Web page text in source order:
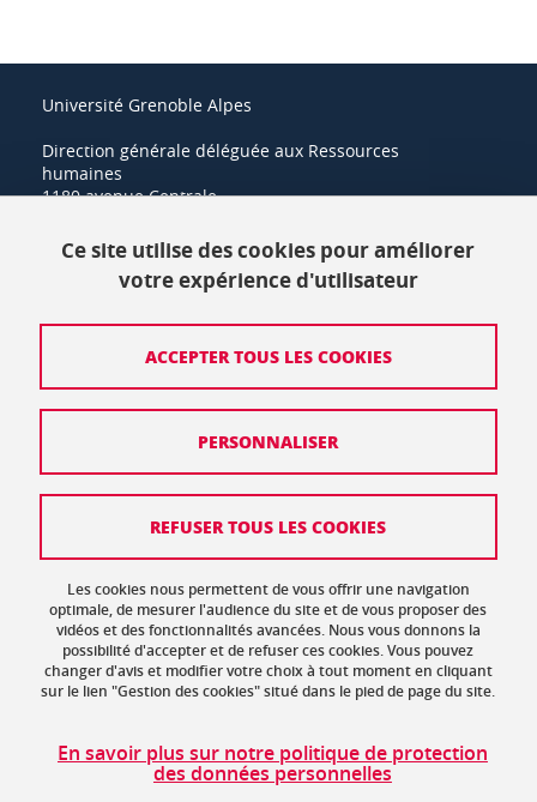
Université Grenoble Alpes
Direction générale déléguée aux Ressources
humaines
1180 avenue Centrale
+33 (0)4 57 42 21 42
Mentions légales
Politique de protection des données
Données personnelles
Gestion des cookies
Accessibilité : non conforme
Plan de site
Ce site utilise des cookies pour améliorer
votre expérience d'utilisateur
Les cookies nous permettent de vous offrir une navigation
optimale, de mesurer l'audience du site et de vous proposer des
vidéos et des fonctionnalités avancées. Nous vous donnons la
possibilité d'accepter et de refuser ces cookies. Vous pouvez
changer d'avis et modifier votre choix à tout moment en cliquant
sur le lien "Gestion des cookies" situé dans le pied de page du site.
En savoir plus sur notre politique de protection
des données personnelles
ACCEPTER TOUS LES COOKIES
REFUSER TOUS LES COOKIES
PERSONNALISER